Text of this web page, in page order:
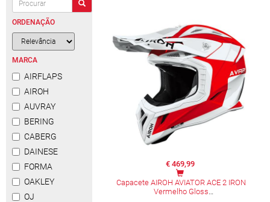
ORDENAÇÃO
MARCA
AIRFLAPS
AIROH
AUVRAY
BERING
CABERG
DAINESE
FORMA
OAKLEY
OJ
€ 469,99
Capacete AIROH AVIATOR ACE 2 IRON
Vermelho Gloss